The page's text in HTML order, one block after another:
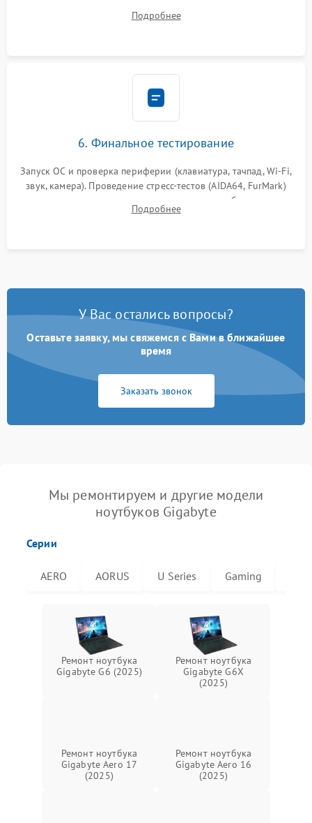
шлейфов, модулей памяти и накопителей. Предварительная
Подробнее
6. Финальное тестирование
Запуск ОС и проверка периферии (клавиатура, тачпад, Wi-Fi,
звук, камера). Проведение стресс-тестов (AIDA64, FurMark)
для контроля температурного режима и стабильности
системы под пиковой нагрузкой.
Подробнее
У Вас остались вопросы?
Оставьте заявку, мы свяжемся с Вами в ближайшее
время
Заказать звонок
Мы ремонтируем и другие модели
ноутбуков Gigabyte
Серии
AERO AORUS U Series Gaming
Ремонт ноутбука
Gigabyte G6 (2025)
Ремонт ноутбука
Gigabyte G6X
(2025)
Ремонт ноутбука
Gigabyte Aero 17
(2025)
Ремонт ноутбука
Gigabyte Aero 16
(2025)